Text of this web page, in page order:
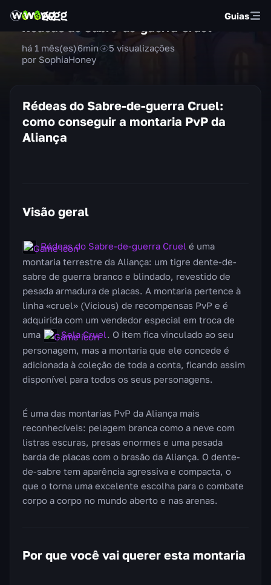
Guias
por SophiaHoney
há 1 mês(es)6min 5 visualizações
Rédeas do Sabre-de-guerra Cruel:
como conseguir a montaria PvP da
Aliança
Visão geral
Rédeas do Sabre-de-guerra Cruel é uma
montaria terrestre da Aliança: um tigre dente-de-
sabre de guerra branco e blindado, revestido de
pesada armadura de placas. A montaria pertence à
linha «cruel» (Vicious) de recompensas PvP e é
adquirida com um vendedor especial em troca de
uma
Sela Cruel. O item fica vinculado ao seu
personagem, mas a montaria que ele concede é
adicionada à coleção de toda a conta, ficando assim
disponível para todos os seus personagens.
É uma das montarias PvP da Aliança mais
reconhecíveis: pelagem branca como a neve com
listras escuras, presas enormes e uma pesada
barda de placas com o brasão da Aliança. O dente-
de-sabre tem aparência agressiva e compacta, o
que o torna uma excelente escolha para o combate
corpo a corpo no mundo aberto e nas arenas.
Por que você vai querer esta montaria